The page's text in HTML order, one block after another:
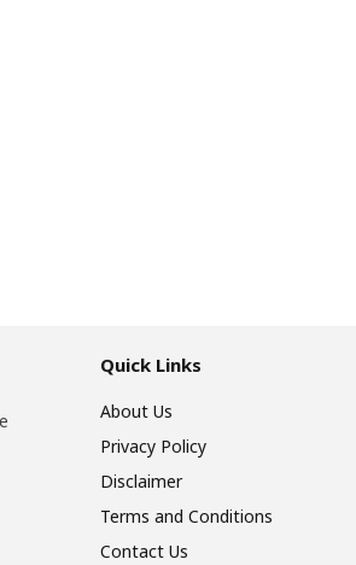
Quick Links
About Us
Privacy Policy
Disclaimer
Terms and Conditions
Contact Us